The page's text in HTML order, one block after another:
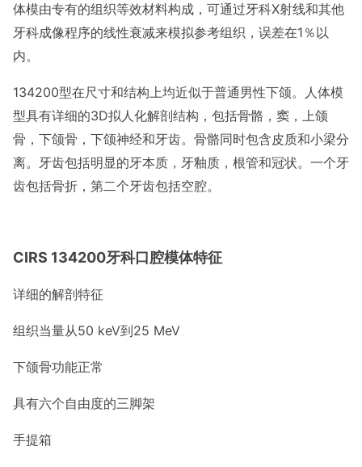
体模由专有的组织等效材料构成，可通过牙科X射线和其他
牙科成像程序的线性衰减来模拟参考组织，误差在1％以
内。
134200型在尺寸和结构上均近似于普通男性下颌。人体模
型具有详细的3D拟人化解剖结构，包括骨骼，窦，上颌
骨，下颌骨，下颌神经和牙齿。骨骼同时包含皮质和小梁分
离。牙齿包括明显的牙本质，牙釉质，根管和冠状。一个牙
齿包括骨折，第二个牙齿包括空腔。
CIRS 134200牙科口腔模体特征
详细的解剖特征
组织当量从50 keV到25 MeV
下颌骨功能正常
具有六个自由度的三脚架
手提箱